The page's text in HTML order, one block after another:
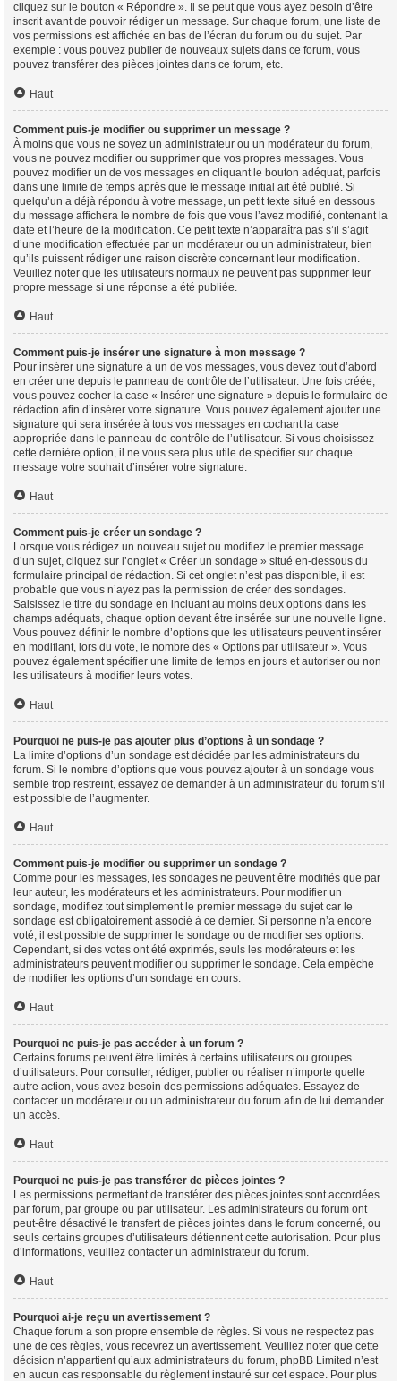
cliquez sur le bouton « Répondre ». Il se peut que vous ayez besoin d’être
inscrit avant de pouvoir rédiger un message. Sur chaque forum, une liste de
vos permissions est affichée en bas de l’écran du forum ou du sujet. Par
exemple : vous pouvez publier de nouveaux sujets dans ce forum, vous
pouvez transférer des pièces jointes dans ce forum, etc.
Haut
Comment puis-je modifier ou supprimer un message ?
À moins que vous ne soyez un administrateur ou un modérateur du forum,
vous ne pouvez modifier ou supprimer que vos propres messages. Vous
pouvez modifier un de vos messages en cliquant le bouton adéquat, parfois
dans une limite de temps après que le message initial ait été publié. Si
quelqu’un a déjà répondu à votre message, un petit texte situé en dessous
du message affichera le nombre de fois que vous l’avez modifié, contenant la
date et l’heure de la modification. Ce petit texte n’apparaîtra pas s’il s’agit
d’une modification effectuée par un modérateur ou un administrateur, bien
qu’ils puissent rédiger une raison discrète concernant leur modification.
Veuillez noter que les utilisateurs normaux ne peuvent pas supprimer leur
propre message si une réponse a été publiée.
Haut
Comment puis-je insérer une signature à mon message ?
Pour insérer une signature à un de vos messages, vous devez tout d’abord
en créer une depuis le panneau de contrôle de l’utilisateur. Une fois créée,
vous pouvez cocher la case « Insérer une signature » depuis le formulaire de
rédaction afin d’insérer votre signature. Vous pouvez également ajouter une
signature qui sera insérée à tous vos messages en cochant la case
appropriée dans le panneau de contrôle de l’utilisateur. Si vous choisissez
cette dernière option, il ne vous sera plus utile de spécifier sur chaque
message votre souhait d’insérer votre signature.
Haut
Comment puis-je créer un sondage ?
Lorsque vous rédigez un nouveau sujet ou modifiez le premier message
d’un sujet, cliquez sur l’onglet « Créer un sondage » situé en-dessous du
formulaire principal de rédaction. Si cet onglet n’est pas disponible, il est
probable que vous n’ayez pas la permission de créer des sondages.
Saisissez le titre du sondage en incluant au moins deux options dans les
champs adéquats, chaque option devant être insérée sur une nouvelle ligne.
Vous pouvez définir le nombre d’options que les utilisateurs peuvent insérer
en modifiant, lors du vote, le nombre des « Options par utilisateur ». Vous
pouvez également spécifier une limite de temps en jours et autoriser ou non
les utilisateurs à modifier leurs votes.
Haut
Pourquoi ne puis-je pas ajouter plus d’options à un sondage ?
La limite d’options d’un sondage est décidée par les administrateurs du
forum. Si le nombre d’options que vous pouvez ajouter à un sondage vous
semble trop restreint, essayez de demander à un administrateur du forum s’il
est possible de l’augmenter.
Haut
Comment puis-je modifier ou supprimer un sondage ?
Comme pour les messages, les sondages ne peuvent être modifiés que par
leur auteur, les modérateurs et les administrateurs. Pour modifier un
sondage, modifiez tout simplement le premier message du sujet car le
sondage est obligatoirement associé à ce dernier. Si personne n’a encore
voté, il est possible de supprimer le sondage ou de modifier ses options.
Cependant, si des votes ont été exprimés, seuls les modérateurs et les
administrateurs peuvent modifier ou supprimer le sondage. Cela empêche
de modifier les options d’un sondage en cours.
Haut
Pourquoi ne puis-je pas accéder à un forum ?
Certains forums peuvent être limités à certains utilisateurs ou groupes
d’utilisateurs. Pour consulter, rédiger, publier ou réaliser n’importe quelle
autre action, vous avez besoin des permissions adéquates. Essayez de
contacter un modérateur ou un administrateur du forum afin de lui demander
un accès.
Haut
Pourquoi ne puis-je pas transférer de pièces jointes ?
Les permissions permettant de transférer des pièces jointes sont accordées
par forum, par groupe ou par utilisateur. Les administrateurs du forum ont
peut-être désactivé le transfert de pièces jointes dans le forum concerné, ou
seuls certains groupes d’utilisateurs détiennent cette autorisation. Pour plus
d’informations, veuillez contacter un administrateur du forum.
Haut
Pourquoi ai-je reçu un avertissement ?
Chaque forum a son propre ensemble de règles. Si vous ne respectez pas
une de ces règles, vous recevrez un avertissement. Veuillez noter que cette
décision n’appartient qu’aux administrateurs du forum, phpBB Limited n’est
en aucun cas responsable du règlement instauré sur cet espace. Pour plus